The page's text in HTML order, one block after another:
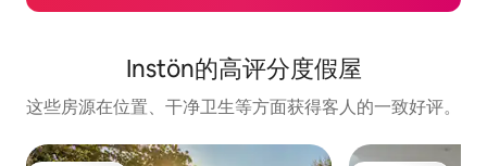
Instön的高评分度假屋
这些房源在位置、干净卫生等方面获得客人的一致好评。